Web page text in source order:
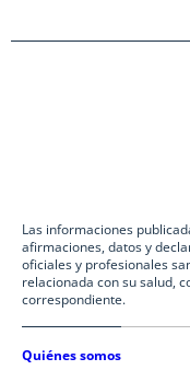
Las informaciones
afirmaciones, datos y
oficiales y profesionales
relacionada con su salud,
correspondiente.
Quiénes somos